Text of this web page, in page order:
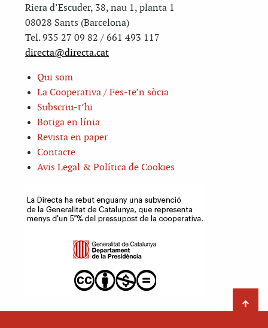
Riera d’Escuder, 38, nau 1, planta 1
08028 Sants (Barcelona)
Tel. 935 27 09 82 / 661 493 117
directa@directa.cat
Qui som
La Cooperativa / Fes-te’n sòcia
Subscriu-t’hi
Botiga en línia
Revista en paper
Contacte
Avis Legal & Política de Cookies